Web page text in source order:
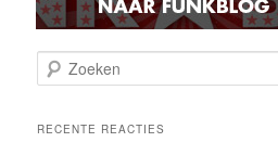
o
k
RECENTE REACTIES